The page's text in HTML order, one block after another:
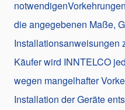
die angegebenen Maße,
Installationsanweisungen
Käufer wird INNTELCO
wegen mangelhafter
Installation der Geräte